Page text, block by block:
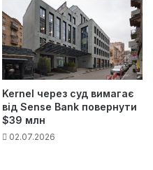
Kernel через суд вимагає
від Sense Bank повернути
$39 млн
02.07.2026